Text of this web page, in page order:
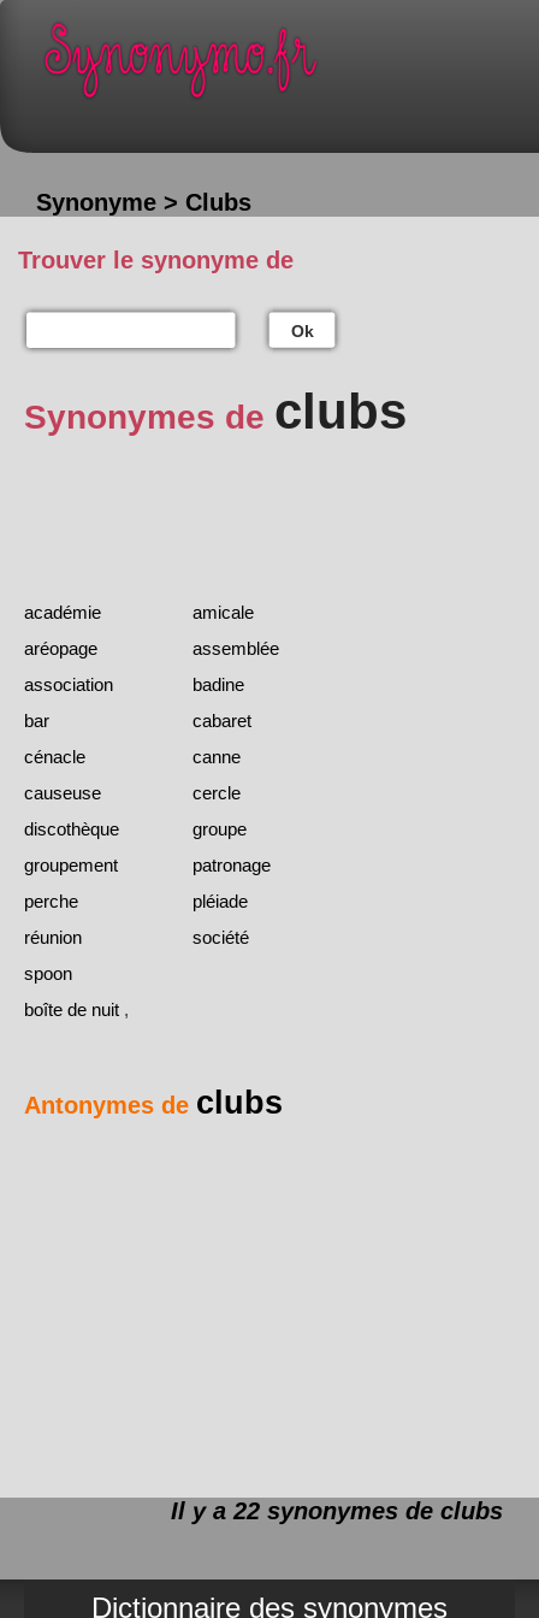
Synonyme > Clubs
Trouver le synonyme de
Ok
Synonymes de clubs
académie
amicale
aréopage
assemblée
association
badine
bar
cabaret
cénacle
canne
causeuse
cercle
discothèque
groupe
groupement
patronage
perche
pléiade
réunion
société
spoon
boîte de nuit ,
Antonymes de clubs
Il y a 22 synonymes de clubs
Dictionnaire des synonymes